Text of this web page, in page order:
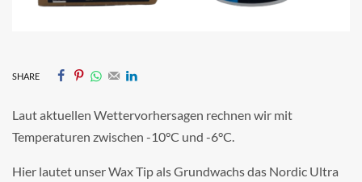
SHARE
Laut aktuellen Wettervorhersagen rechnen wir mit
Temperaturen zwischen -10°C und -6°C.
Hier lautet unser Wax Tip als Grundwachs das Nordic Ultra